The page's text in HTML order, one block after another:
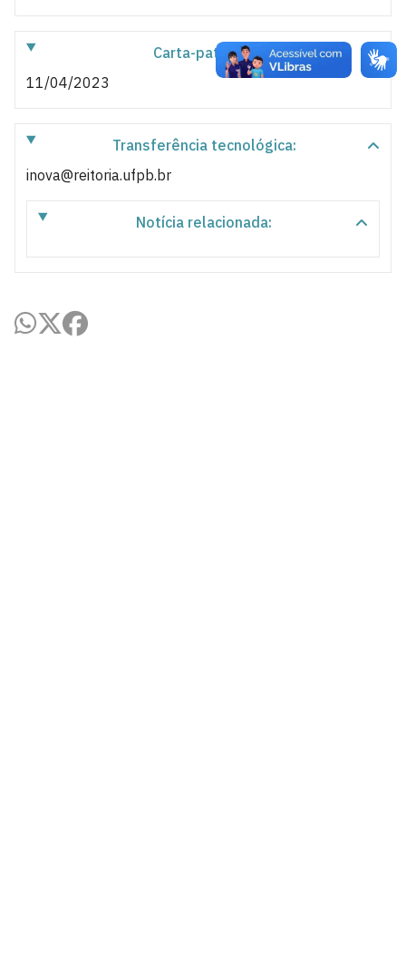
Carta-patente:
11/04/2023
Transferência tecnológica:
inova@reitoria.ufpb.br
Notícia relacionada: